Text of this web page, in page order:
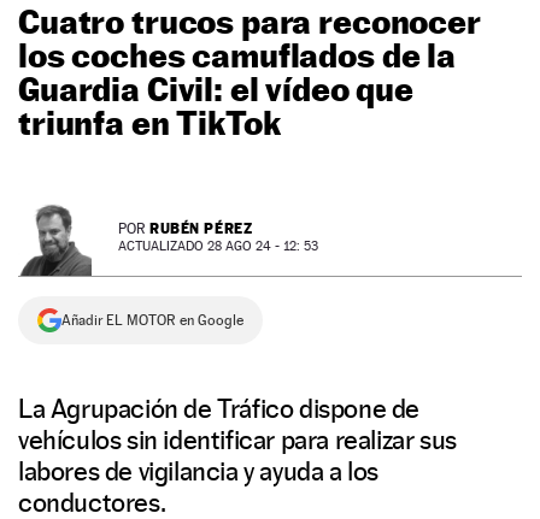
MOTOS
TECNOLOGÍA
SUPERCOCHES
MOTORTV
NEWSLETTER
Cuatro trucos para reconocer
los coches camuflados de la
Guardia Civil: el vídeo que
triunfa en TikTok
POR RUBÉN PÉREZ
ACTUALIZADO 28 AGO 24 - 12: 53
Añadir EL MOTOR en Google
La Agrupación de Tráfico dispone de
vehículos sin identificar para realizar sus
labores de vigilancia y ayuda a los
conductores.